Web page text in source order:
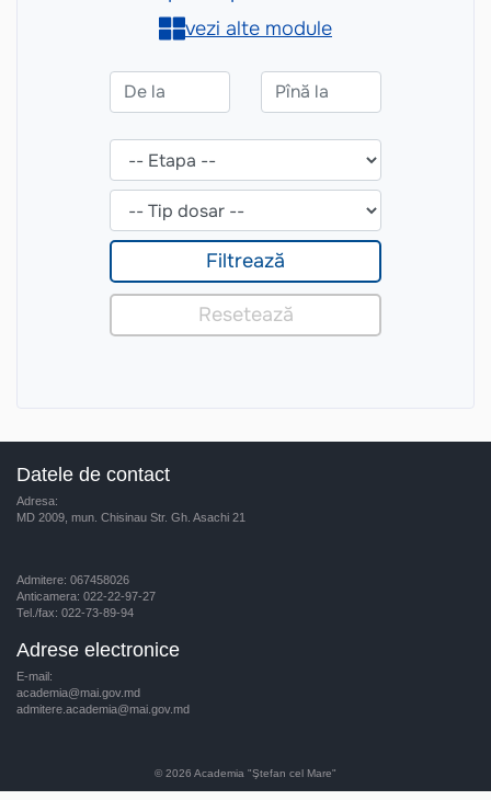
Datele de contact
Adresa:
MD 2009, mun. Chisinau Str. Gh. Asachi 21
Admitere: 067458026
Anticamera: 022-22-97-27
Tel./fax: 022-73-89-94
Adrese electronice
E-mail:
academia@mai.gov.md
admitere.academia@mai.gov.md
© 2026 Academia "Ştefan cel Mare"